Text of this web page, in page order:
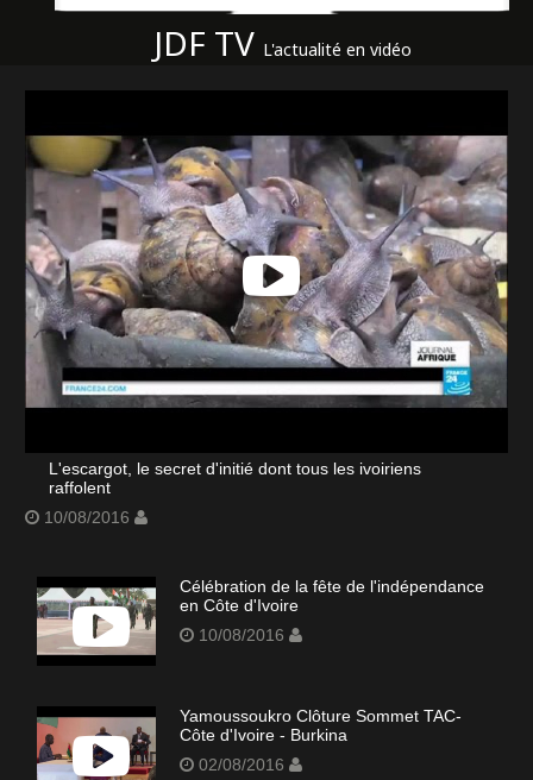
JDF TV L'actualité en vidéo
L'escargot, le secret d'initié dont tous les ivoiriens
raffolent
10/08/2016
Célébration de la fête de l'indépendance
en Côte d'Ivoire
10/08/2016
Yamoussoukro Clôture Sommet TAC-
Côte d'Ivoire - Burkina
02/08/2016